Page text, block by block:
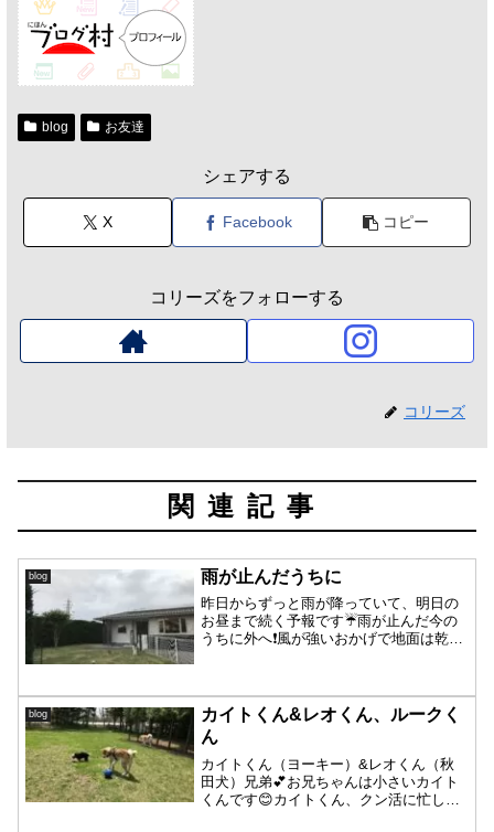
blog お友達
シェアする
X Facebook コピー
コリーズをフォローする
コリーズ
関連記事
blog 雨が止んだうちに
昨日からずっと雨が降っていて、明日の
お昼まで続く予報です☔️雨が止んだ今の
うちに外へ❗️風が強いおかげで地面は乾い
と帰る皆さん😅まもなくしてリンディち
ゃんがやって...
blog
カイトくん&レオくん、ルークく
ん
カイトくん（ヨーキー）&レオくん（秋
田犬）兄弟💕お兄ちゃんは小さいカイト
くんです😊カイトくん、クン活に忙しく